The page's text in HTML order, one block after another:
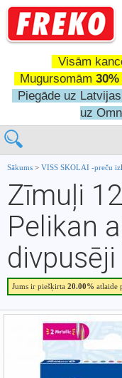
Visām
Mugursomām 30%
Piegāde uz
uz
Sākums > VISS SKOLAI -preču
Zīmuļi
Pelikan
divpusēji
Jums ir piešķirta 20.00% atlaide